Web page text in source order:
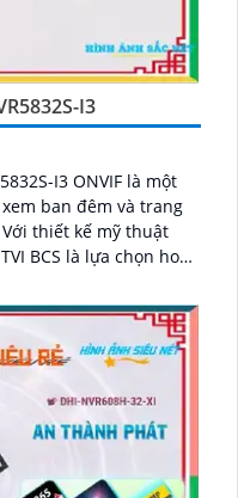
I3
I3 ONVIF là một
ban đêm và trang
BCS là lựa chọn hoàn